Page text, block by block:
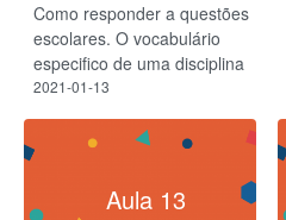
Como responder a questões
escolares. O vocabulário
especifico de uma disciplina
2021-01-13
Aula 13